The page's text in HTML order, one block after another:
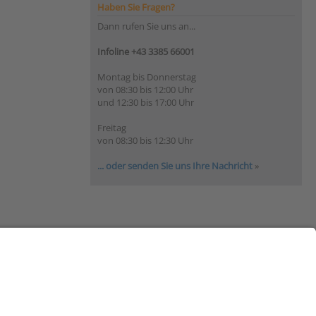
Haben Sie Fragen?
Dann rufen Sie uns an...
Infoline +43 3385 66001
Montag bis Donnerstag
von 08:30 bis 12:00 Uhr
und 12:30 bis 17:00 Uhr
Freitag
von 08:30 bis 12:30 Uhr
... oder senden Sie uns Ihre Nachricht »